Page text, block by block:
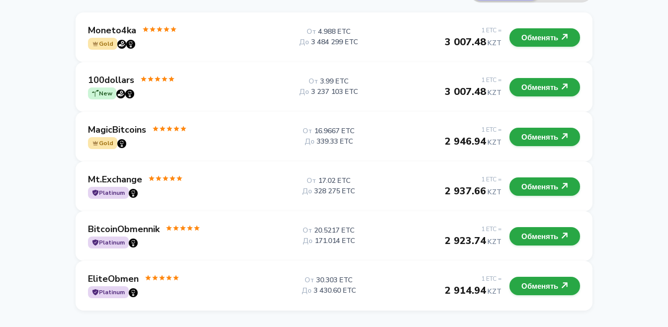
Moneto4ka
Gold
1 ETC =
3 007.48KZT
От 4.988 ETC
До 3 484 299 ETC Обменять
100dollars
New
1 ETC =
3 007.48KZT
От 3.99 ETC
До 3 237 103 ETC Обменять
MagicBitcoins
Gold
1 ETC =
2 946.94KZT
От 16.9667 ETC
До 339.33 ETC Обменять
Mt.Exchange
Platinum
1 ETC =
2 937.66 KZT
От 17.02 ETC
До 328 275 ETC Обменять
BitcoinObmennik
Platinum
1 ETC =
2 923.74KZT
От 20.5217 ETC
До 171.014 ETC Обменять
EliteObmen
Platinum
1 ETC =
2 914.94KZT
От 30.303 ETC
До 3 430.60 ETC Обменять